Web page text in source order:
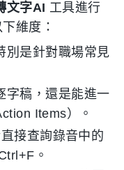
文字AI 工具進行
維度：
別是針對職場常見
字稿，還是能進一
Items）。
接查詢錄音中的
。